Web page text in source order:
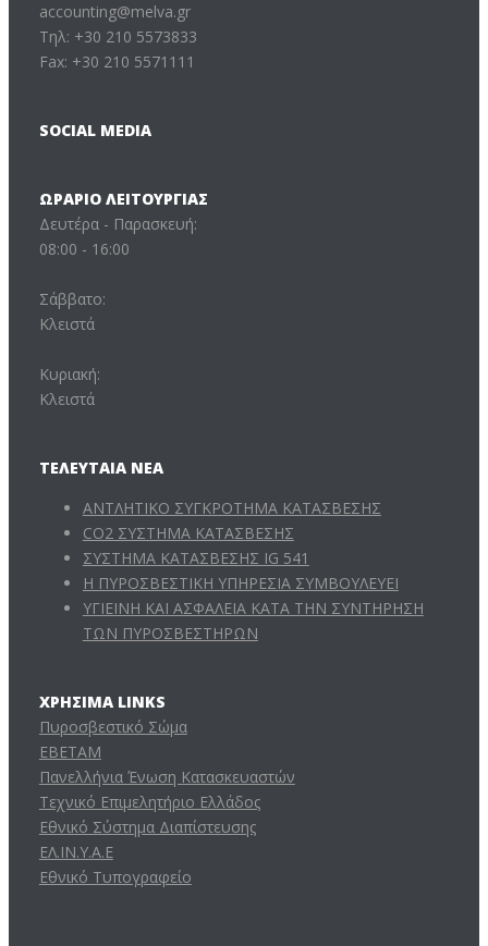
accounting@melva.gr
Τηλ: +30 210 5573833
Fax: +30 210 5571111
SOCIAL MEDIA
ΩΡΆΡΙΟ ΛΕΙΤΟΥΡΓΊΑΣ
Δευτέρα - Παρασκευή:
08:00 - 16:00
Σάββατο:
Κλειστά
Κυριακή:
Κλειστά
ΤΕΛΕΥΤΑΊΑ ΝΈΑ
ΑΝΤΛΗΤΙΚΟ ΣΥΓΚΡΟΤΗΜΑ ΚΑΤΑΣΒΕΣΗΣ
CO2 ΣΥΣΤΗΜΑ ΚΑΤΑΣΒΕΣΗΣ
ΣΥΣΤΗΜΑ ΚΑΤΑΣΒΕΣΗΣ IG 541
Η ΠΥΡΟΣΒΕΣΤΙΚΗ ΥΠΗΡΕΣΙΑ ΣΥΜΒΟΥΛΕΥΕΙ
ΥΓΙΕΙΝΗ ΚΑΙ ΑΣΦΑΛΕΙΑ ΚΑΤΑ ΤΗΝ ΣΥΝΤΗΡΗΣΗ
ΤΩΝ ΠΥΡΟΣΒΕΣΤΗΡΩΝ
ΧΡΉΣΙΜΑ LINKS
Πυροσβεστικό Σώμα
ΕΒΕΤΑΜ
Πανελλήνια Ένωση Κατασκευαστών
Τεχνικό Επιμελητήριο Ελλάδος
Εθνικό Σύστημα Διαπίστευσης
ΕΛ.ΙΝ.Υ.Α.Ε
Εθνικό Τυπογραφείο